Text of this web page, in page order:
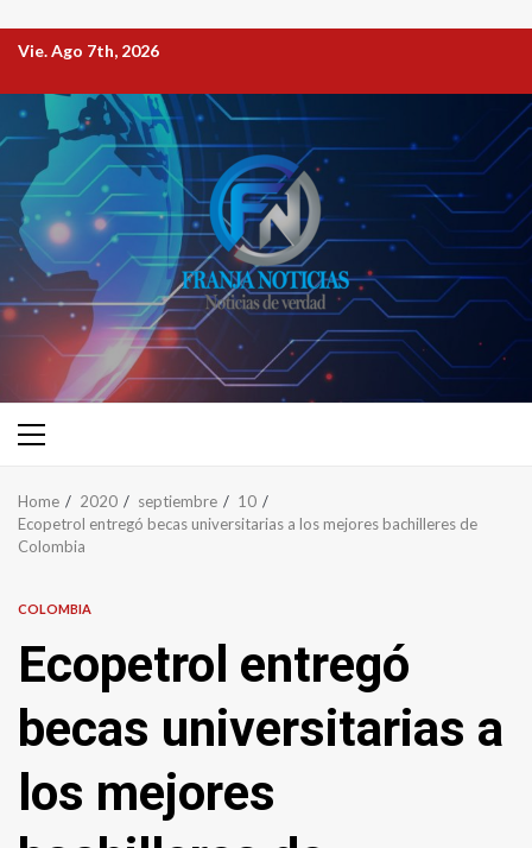
Vie. Ago 7th, 2026
Home 2020 septiembre
10
Ecopetrol entregó becas universitarias a los mejores bachilleres de
Colombia
COLOMBIA
Ecopetrol entregó
becas universitarias a
los mejores